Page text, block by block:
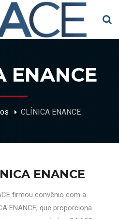
ENANCE
CLÍNICA ENANCE
ENANCE
firmou convênio com a
ENANCE, que proporciona